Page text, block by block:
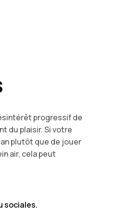
progressif de
du plaisir. Si votre
plutôt que de jouer
air, cela peut
sociales.